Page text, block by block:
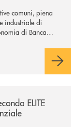
comuni, piena
industriale di
di Banca
dell’operazione.
ELITE